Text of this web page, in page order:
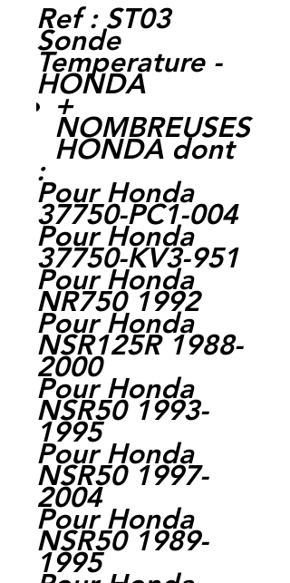
Ref : ST03
Sonde
Temperature -
HONDA
+
NOMBREUSES
HONDA dont
:
Pour Honda
37750-PC1-004
Pour Honda
37750-KV3-951
Pour Honda
NR750 1992
Pour Honda
NSR125R 1988-
2000
Pour Honda
NSR50 1993-
1995
Pour Honda
NSR50 1997-
2004
Pour Honda
NSR50 1989-
1995